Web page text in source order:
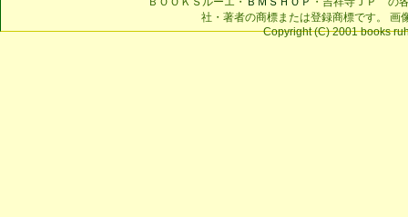
社・著者の商標または登録商標です。 画
Copyright (C) 2001 books